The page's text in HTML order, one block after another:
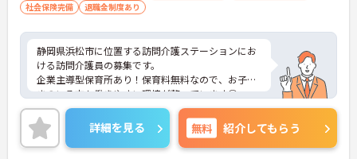
■ 相談員として成長できる職場！
相談援助から運営面まで幅広く関われます。
・利用者様やご家族の相談対応
・契約業務や給付管理業務
・ケアマネジャーとの連携
・サービス担当者会議への参加
→ 専門性を活かしながら活躍できます♪
社会保険完備
退職金制度あり
静岡県浜松市に位置する訪問介護ステーションにお
ける訪問介護員の募集です。
企業主導型保育所あり！保育料無料なので、お子さ
まのいる方も働きやすい環境が整っています◎
年間休日115日！メリハリのある働き方ができます
♪
ご興味のある方には面接ポイントをお伝えしますの
で、お気軽にお問い合わせください！
詳細を見る 無料 紹介してもらう